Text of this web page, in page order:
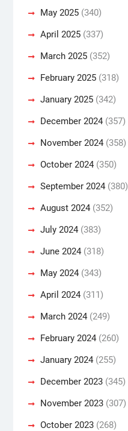
May 2025(340)
April 2025(337)
March 2025(352)
February 2025(318)
January 2025(342)
December 2024(357)
November 2024(358)
October 2024(350)
September 2024(380)
August 2024(352)
July 2024(383)
June 2024(318)
May 2024(343)
April 2024(311)
March 2024(249)
February 2024(260)
January 2024(255)
December 2023(345)
November 2023(307)
October 2023(268)